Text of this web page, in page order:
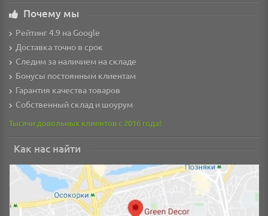
Почему мы
Рейтинг 4.9 на Google
Доставка точно в срок
Следим за наличием на складе
Бонусы постоянным клиентам
Гарантия качества товаров
Собственный склад и шоурум
Тысячи довольных клиентов с 2016 года!
Как нас найти